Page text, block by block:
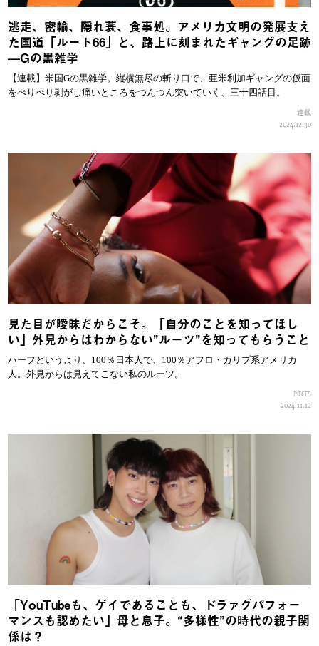
逃走、密輸、隠れ蓑、食事処。アメリカ文明の発展支え
た国道「ルート66」と、路上に刻まれたギャングの足跡
—Gの黒雑学
【連載】米国Gの黒雑学。縦横無尽の斬り口で、亜米利加ギャングの仮面
をぺりぺり剥がし痛いところをつんつん突いていく、三十四話目。
連載
2024.12.30
見た目が曖昧だからこそ。「自分のことを知ってほし
い」外見からはわからない”ルーツ”を知ってもらうこと
ハーフというより、100％日本人で、100％アフロ・カリブ系アメリカ
人。外見からは見えてこない私のルーツ。
PIECES
2024.11.12
「YouTubeも、ゲイであることも、ドラァグパフォー
マンスも認めたい」母と息子。“多様性”の時代の親子関
係は？